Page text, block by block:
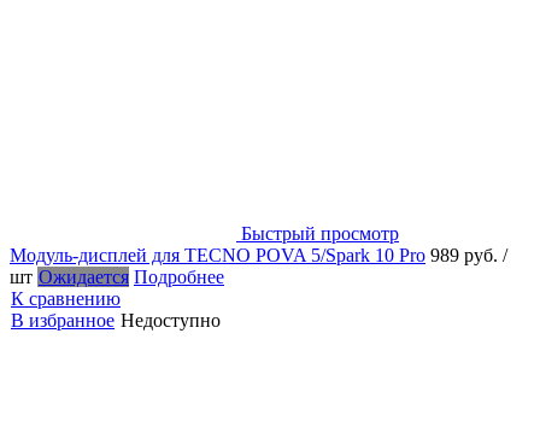
Быстрый просмотр
Модуль-дисплей для TECNO POVA 5/Spark 10 Pro 989 руб. /
шт Ожидается Подробнее
К сравнению
В избранное Недоступно